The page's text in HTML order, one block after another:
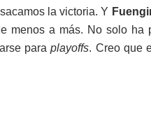
la victoria. Y
menos a más. No solo ha
paraplayoffs. Creo que